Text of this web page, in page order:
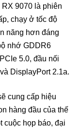
9070 là phiên
chạy ở tốc độ
năng hơn đáng
nhớ GDDR6
5.0, đầu nối
DisplayPort 2.1a.
cung cấp hiệu
hàng đầu của thế
cuộc họp báo, đại